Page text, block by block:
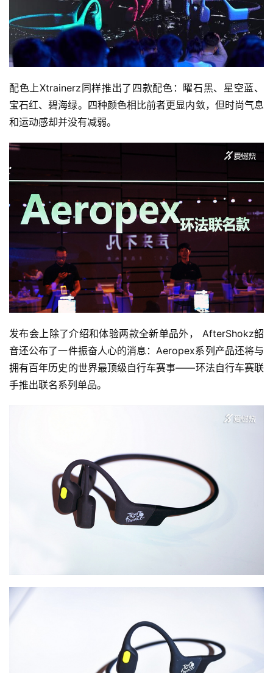
配色上Xtrainerz同样推出了四款配色：曜石黑、星空蓝、
宝石红、碧海绿。四种颜色相比前者更显内敛，但时尚气息
和运动感却并没有减弱。
发布会上除了介绍和体验两款全新单品外， AfterShokz韶
音还公布了一件振奋人心的消息：Aeropex系列产品还将与
拥有百年历史的世界最顶级自行车赛事——环法自行车赛联
手推出联名系列单品。